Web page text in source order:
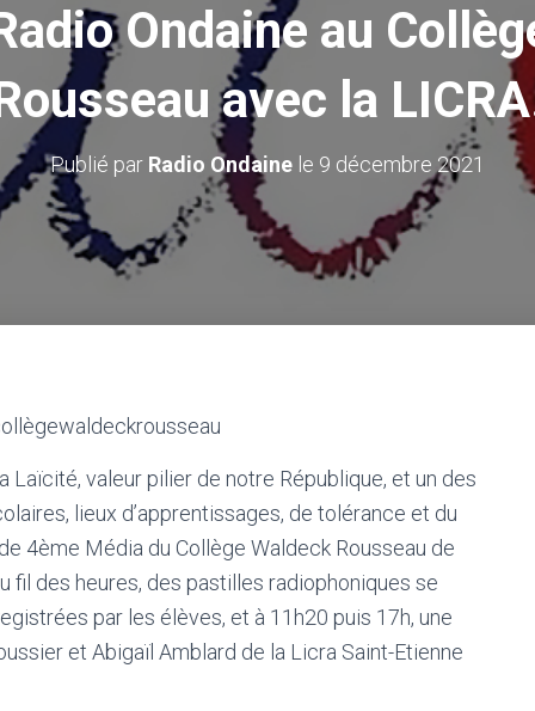
Ondaine au
avec la
Publié par Radio Ondaine le 9 décembre 2021
valeur pilier de notre République, et un des
lieux d’apprentissages, de tolérance et du
4ème Média du Collège Waldeck Rousseau de
fil des heures, des pastilles radiophoniques se
par les élèves, et à 11h20 puis 17h, une
et Abigaïl Amblard de la Licra Saint-Etienne